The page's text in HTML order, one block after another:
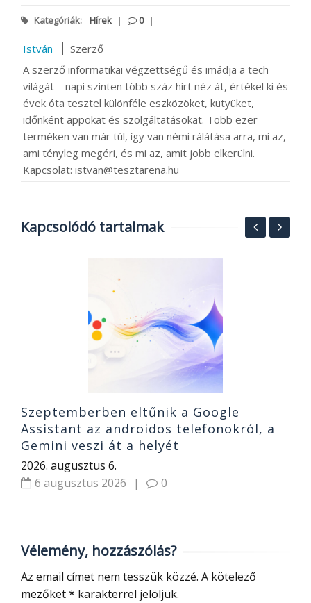
Kategóriák: Hírek | 0 |
István
Szerző
A szerző informatikai végzettségű és imádja a tech
világát – napi szinten több száz hírt néz át, értékel ki és
évek óta tesztel különféle eszközöket, kütyüket,
időnként appokat és szolgáltatásokat. Több ezer
terméken van már túl, így van némi rálátása arra, mi az,
ami tényleg megéri, és mi az, amit jobb elkerülni.
Kapcsolat: istvan@tesztarena.hu
Kapcsolódó tartalmak
Szeptemberben eltűnik a Google
Assistant az androidos telefonokról, a
Gemini veszi át a helyét
2026. augusztus 6.
6 augusztus 2026
| 0
Vélemény, hozzászólás?
Az email címet nem tesszük közzé. A kötelező
mezőket* karakterrel jelöljük.